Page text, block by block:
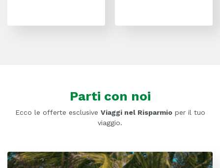
Parti con noi
Ecco le offerte esclusive Viaggi nel Risparmioper il tuo
viaggio.